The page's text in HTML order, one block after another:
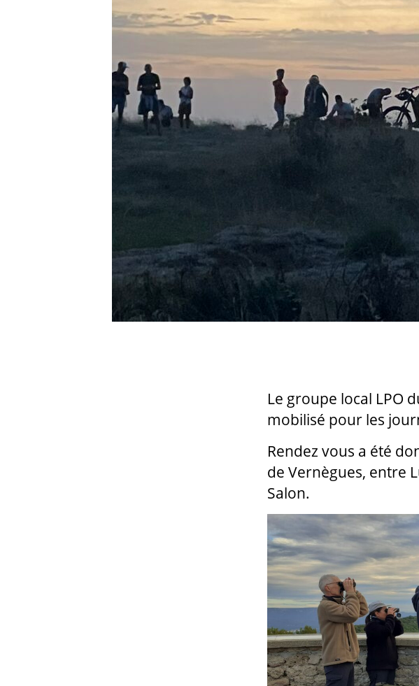
Le groupe local LPO
mobilisé pour les
Rendez vous a été
de Vernègues, entre
Salon.